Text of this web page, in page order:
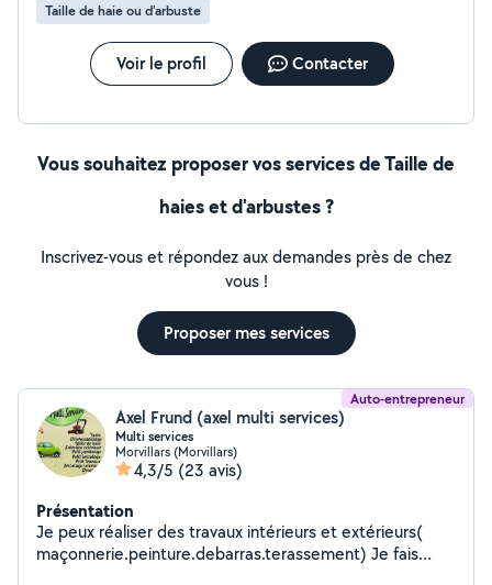
Taille de haie ou d'arbuste
Voir le profil Contacter
Vous souhaitez proposer vos services de Taille de
haies et d'arbustes ?
Inscrivez-vous et répondez aux demandes près de chez
vous !
Proposer mes services
Auto-entrepreneur
Axel Frund (axel multi services)
Multi services
Morvillars (Morvillars)
4,3/5 (23 avis)
Présentation
Je peux réaliser des travaux intérieurs et extérieurs(
maçonnerie.peinture.debarras.terassement) Je fais